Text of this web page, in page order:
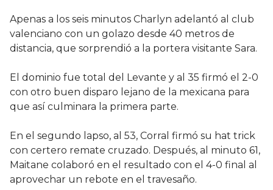
Apenas a los seis minutos Charlyn adelantó al club
valenciano con un golazo desde 40 metros de
distancia, que sorprendió a la portera visitante Sara.
El dominio fue total del Levante y al 35 firmó el 2-0
con otro buen disparo lejano de la mexicana para
que así culminara la primera parte.
En el segundo lapso, al 53, Corral firmó su hat trick
con certero remate cruzado. Después, al minuto 61,
Maitane colaboró en el resultado con el 4-0 final al
aprovechar un rebote en el travesaño.